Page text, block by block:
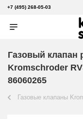
+7 (495) 268-05-03
Газовый клапан
Kromschroder
86060265
Газовые клапаны